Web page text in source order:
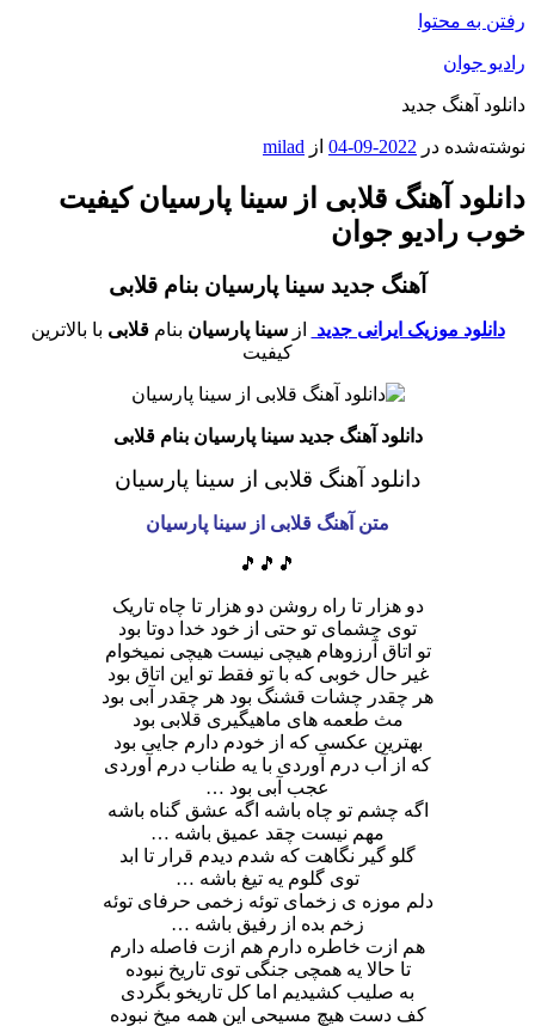
رفتن به محتوا
رادیو جوان
دانلود آهنگ جدید
نوشته‌شده در 2022-09-04 از milad
دانلود آهنگ قلابی از سینا پارسیان کیفیت
خوب رادیو جوان
آهنگ جدید سینا پارسیان بنام قلابی
دانلود موزیک ایرانی جدید ازسینا پارسیان بنامقلابی با بالاترین
کیفیت
دانلود آهنگ جدید سینا پارسیان بنام قلابی
دانلود آهنگ قلابی از سینا پارسیان
متن آهنگ قلابی از سینا پارسیان
🎵🎵🎵
دو هزار تا راه روشن دو هزار تا چاه تاریک
توی چشمای تو حتی از خود خدا دوتا بود
تو اتاق آرزوهام هیچی نیست هیچی نمیخوام
غیر حال خوبی که با تو فقط تو این اتاق بود
هر چقدر چشات قشنگ بود هر چقدر آبی بود
مث طعمه های ماهیگیری قلابی بود
بهترین عکسی که از خودم دارم جایی بود
که از آب درم آوردی با یه طناب درم آوردی
عجب آبی بود …
اگه چشم تو چاه باشه اگه عشق گناه باشه
مهم نیست چقد عمیق باشه …
گلو گیر نگاهت که شدم دیدم قرار تا ابد
توی گلوم یه تیغ باشه …
دلم موزه ی زخمای توئه زخمی حرفای توئه
زخم بده از رفیق باشه …
هم ازت خاطره دارم هم ازت فاصله دارم
تا حالا یه همچی جنگی توی تاریخ نبوده
به صلیب کشیدیم اما کل تاریخو بگردی
کف دست هیچ مسیحی این همه میخ نبوده